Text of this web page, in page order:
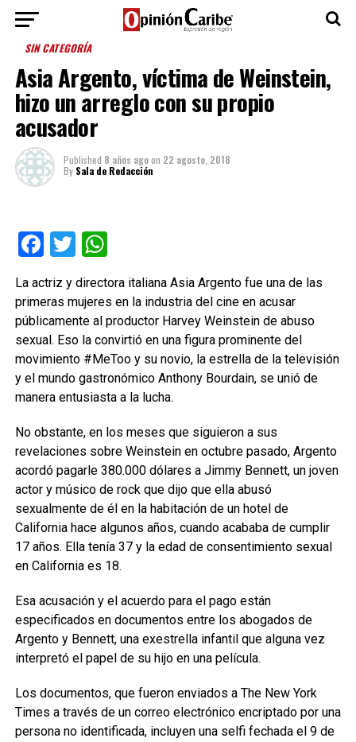
SIN CATEGORÍA
Asia Argento, víctima de Weinstein,
hizo un arreglo con su propio
acusador
Published 8 años agoon 22 agosto, 2018
By Sala de Redacción
Facebook
TwitterWhatsApp
La actriz y directora italiana Asia Argento fue una de las
primeras mujeres en la industria del cine en acusar
públicamente al productor Harvey Weinstein de abuso
sexual. Eso la convirtió en una figura prominente del
movimiento #MeToo y su novio, la estrella de la televisión
y el mundo gastronómico Anthony Bourdain, se unió de
manera entusiasta a la lucha.
No obstante, en los meses que siguieron a sus
revelaciones sobre Weinstein en octubre pasado, Argento
acordó pagarle 380.000 dólares a Jimmy Bennett, un joven
actor y músico de rock que dijo que ella abusó
sexualmente de él en la habitación de un hotel de
California hace algunos años, cuando acababa de cumplir
17 años. Ella tenía 37 y la edad de consentimiento sexual
en California es 18.
Esa acusación y el acuerdo para el pago están
especificados en documentos entre los abogados de
Argento y Bennett, una exestrella infantil que alguna vez
interpretó el papel de su hijo en una película.
Los documentos, que fueron enviados a The New York
Times a través de un correo electrónico encriptado por una
persona no identificada, incluyen una selfi fechada el 9 de